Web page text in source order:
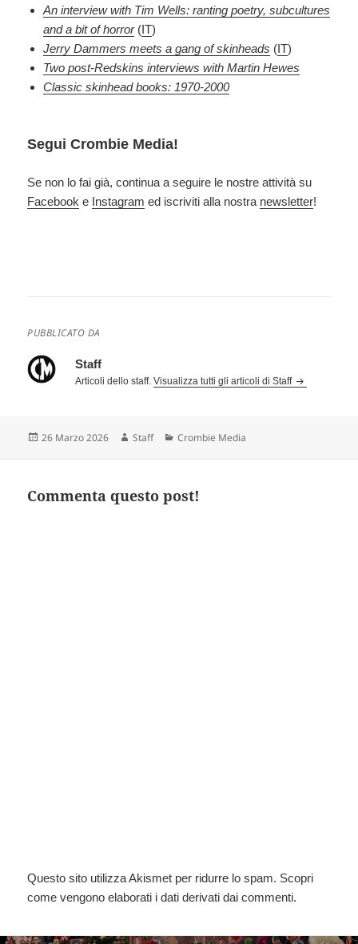
An interview with Tim Wells: ranting poetry, subcultures
and a bit of horror (IT)
Jerry Dammers meets a gang of skinheads (IT)
Two post-Redskins interviews with Martin Hewes
Classic skinhead books: 1970-2000
Segui Crombie Media!
Se non lo fai già, continua a seguire le nostre attività su
Facebook e Instagram ed iscriviti alla nostra newsletter!
PUBBLICATO DA
Staff
Articoli dello staff.Visualizza tutti gli articoli di Staff
Scritto
26 Marzo 2026 Autore
Staff Categorie
Crombie Media
Commenta questo post!
Questo sito utilizza Akismet per ridurre lo spam. Scopri
come vengono elaborati i dati derivati dai commenti.